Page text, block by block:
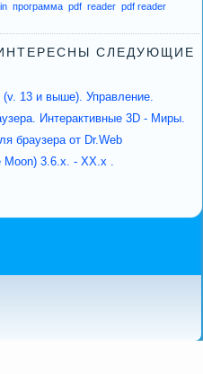
программа pdf reader pdf reader
СЛЕДУЮЩИЕ
13 и выше). Управление.
Интерактивные 3D - Миры.
браузера от Dr.Web
3.6.х. - XX.х .